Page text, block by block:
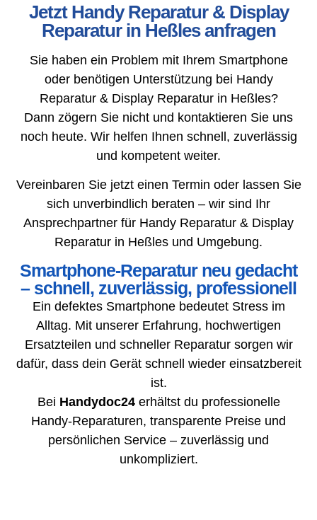
Jetzt Handy Reparatur & Display
Reparatur in Heßles anfragen
Sie haben ein Problem mit Ihrem Smartphone
oder benötigen Unterstützung bei Handy
Reparatur & Display Reparatur in Heßles?
Dann zögern Sie nicht und kontaktieren Sie uns
noch heute. Wir helfen Ihnen schnell, zuverlässig
und kompetent weiter.
Vereinbaren Sie jetzt einen Termin oder lassen Sie
sich unverbindlich beraten – wir sind Ihr
Ansprechpartner für Handy Reparatur & Display
Reparatur in Heßles und Umgebung.
Smartphone-Reparatur neu gedacht
– schnell, zuverlässig, professionell
Ein defektes Smartphone bedeutet Stress im
Alltag. Mit unserer Erfahrung, hochwertigen
Ersatzteilen und schneller Reparatur sorgen wir
dafür, dass dein Gerät schnell wieder einsatzbereit
ist.
Bei Handydoc24erhältst du professionelle
Handy-Reparaturen, transparente Preise und
persönlichen Service – zuverlässig und
unkompliziert.